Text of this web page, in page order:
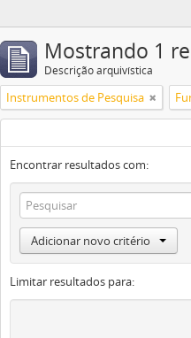
Mostrando 1
Descrição arquivística
Instrumentos de Pesquisa
Encontrar resultados com:
Adicionar novo critério
Limitar resultados para: